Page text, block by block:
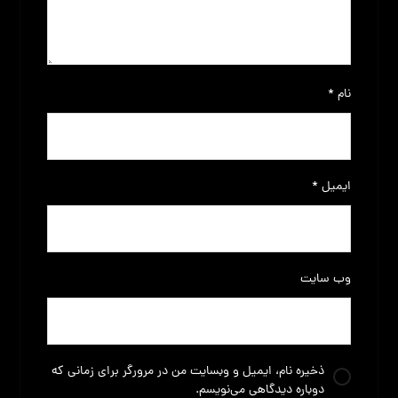
نام*
ایمیل*
وب‌ سایت
ذخیره نام، ایمیل و وبسایت من در مرورگر برای زمانی که
دوباره دیدگاهی می‌نویسم.